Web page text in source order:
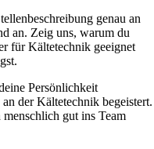
genau an
an. Zeig uns, warum du
für Kältetechnik geeignet
Persönlichkeit
der Kältetechnik begeistert.
gut ins Team